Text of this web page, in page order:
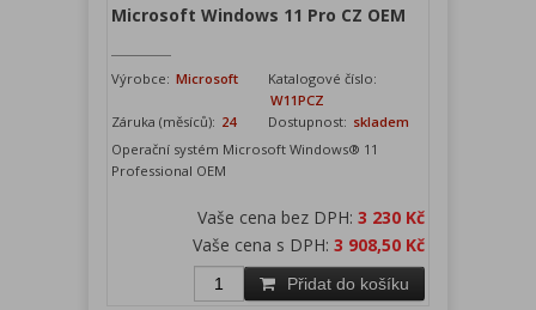
Microsoft Windows 11 Pro CZ OEM
Výrobce: Microsoft
Katalogové číslo:
W11PCZ
Záruka (měsíců): 24 Dostupnost: skladem
Operační systém Microsoft Windows® 11
Professional OEM
Vaše cena bez DPH: 3 230 Kč
Vaše cena s DPH: 3 908,50 Kč
Přidat do košíku